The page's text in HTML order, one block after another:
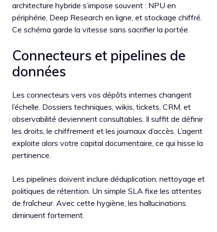
architecture hybride s’impose souvent : NPU en
périphérie, Deep Research en ligne, et stockage chiffré.
Ce schéma garde la vitesse sans sacrifier la portée.
Connecteurs et pipelines de
données
Les connecteurs vers vos dépôts internes changent
l’échelle. Dossiers techniques, wikis, tickets, CRM, et
observabilité deviennent consultables. Il suffit de définir
les droits, le chiffrement et les journaux d’accès. L’agent
exploite alors votre capital documentaire, ce qui hisse la
pertinence.
Les pipelines doivent inclure déduplication, nettoyage et
politiques de rétention. Un simple SLA fixe les attentes
de fraîcheur. Avec cette hygiène, les hallucinations
diminuent fortement.